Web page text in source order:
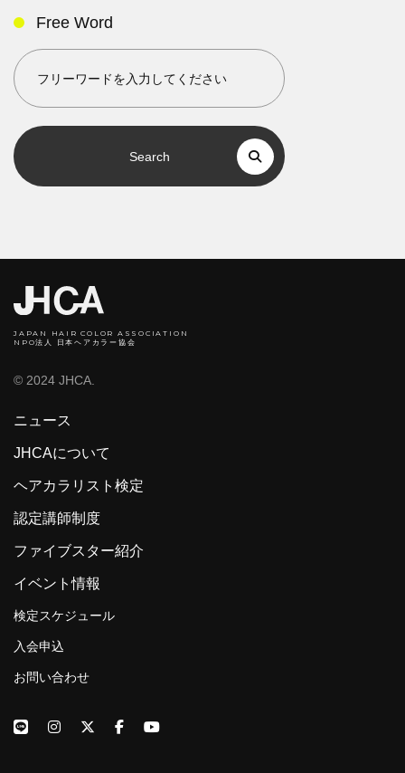
Free Word
Search
JAPAN HAIR COLOR ASSOCIATION
NPO法人 日本ヘアカラー協会
© 2024 JHCA.
ニュース
JHCAについて
ヘアカラリスト検定
認定講師制度
ファイブスター紹介
イベント情報
検定スケジュール
入会申込
お問い合わせ